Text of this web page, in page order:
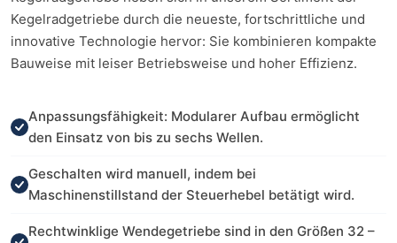
Kegelradgetriebe durch die neueste, fortschrittliche und
innovative Technologie hervor: Sie kombinieren kompakte
Bauweise mit leiser Betriebsweise und hoher Effizienz.
Anpassungsfähigkeit: Modularer Aufbau ermöglicht
den Einsatz von bis zu sechs Wellen.
Geschalten wird manuell, indem bei
Maschinenstillstand der Steuerhebel betätigt wird.
Rechtwinklige Wendegetriebe sind in den Größen 32 –